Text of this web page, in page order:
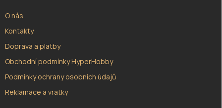
O nás
Kontakty
Doprava a platby
Obchodní podmínky HyperHobby
Podmínky ochrany osobních údajů
Reklamace a vratky